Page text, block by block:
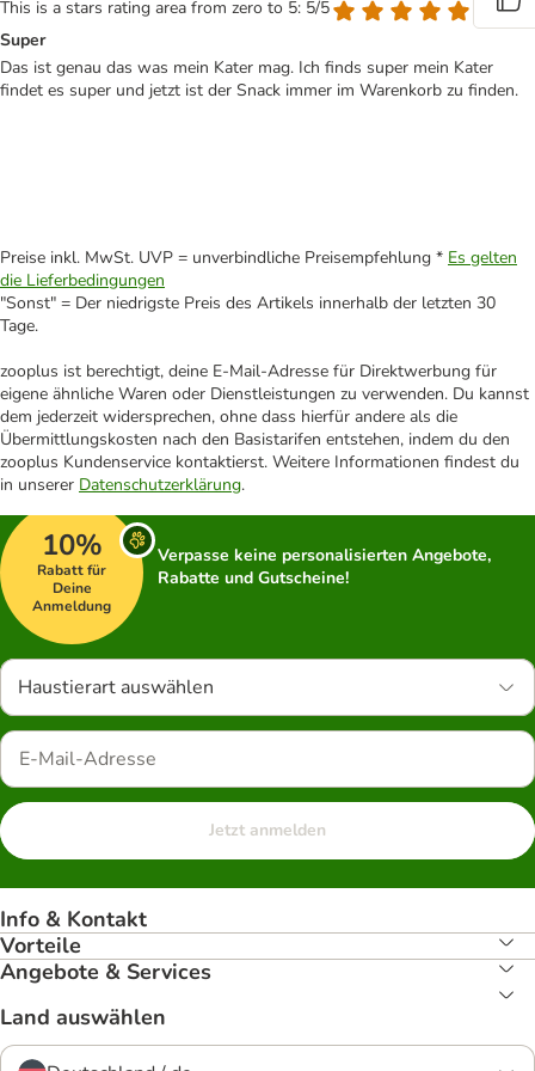
This is a stars rating area from zero to 5: 5/5
Super
Das ist genau das was mein Kater mag. Ich finds super mein Kater
findet es super und jetzt ist der Snack immer im Warenkorb zu finden.
Preise inkl. MwSt. UVP = unverbindliche Preisempfehlung * Es gelten
die Lieferbedingungen
"Sonst" = Der niedrigste Preis des Artikels innerhalb der letzten 30
Tage.
zooplus ist berechtigt, deine E-Mail-Adresse für Direktwerbung für
eigene ähnliche Waren oder Dienstleistungen zu verwenden. Du kannst
dem jederzeit widersprechen, ohne dass hierfür andere als die
Übermittlungskosten nach den Basistarifen entstehen, indem du den
zooplus Kundenservice kontaktierst. Weitere Informationen findest du
in unserer Datenschutzerklärung.
10%
Rabatt für
Deine
Anmeldung
Verpasse keine personalisierten Angebote,
Rabatte und Gutscheine!
Haustierart auswählen
Jetzt anmelden
Info & Kontakt
Vorteile
Angebote & Services
Land auswählen